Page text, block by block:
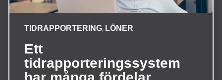
TIDRAPPORTERING, LÖNER
Ett
tidrapporteringssystem